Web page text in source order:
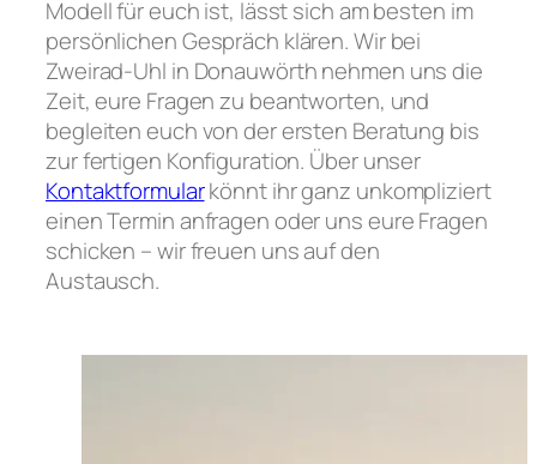
Modell für euch ist, lässt sich am besten im
persönlichen Gespräch klären. Wir bei
Zweirad-Uhl in Donauwörth nehmen uns die
Zeit, eure Fragen zu beantworten, und
begleiten euch von der ersten Beratung bis
zur fertigen Konfiguration. Über unser
Kontaktformularkönnt ihr ganz unkompliziert
einen Termin anfragen oder uns eure Fragen
schicken – wir freuen uns auf den
Austausch.